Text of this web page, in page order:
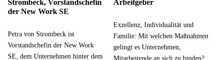
Strombeck, Vorstandschefin
der New Work SE
Petra von Strombeck ist
Vorstandschefin der New Work
SE, dem Unternehmen hinter dem
Arbeitgeber
Exzellenz, Individualität und
Familie: Mit welchen Maßnahmen
gelingt es Unternehmen,
Mitarbeitende an sich zu binden?